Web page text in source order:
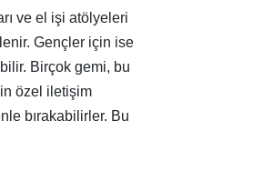
ve el işi atölyeleri
Gençler için ise
Birçok gemi, bu
özel iletişim
bırakabilirler. Bu